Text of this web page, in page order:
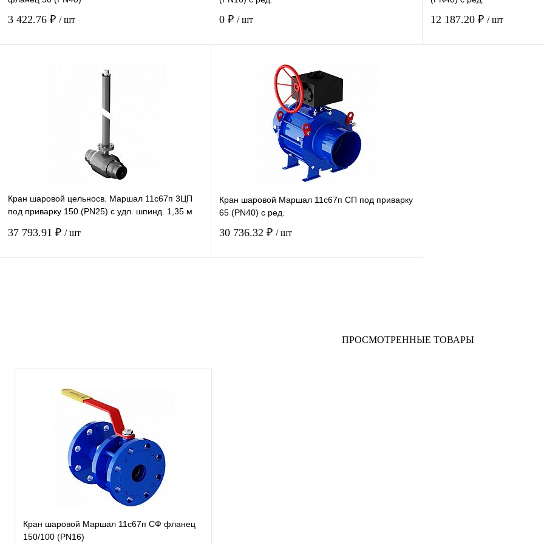
3 422.76 ₽ / шт
Купить в 1 клик
В наличии
0 ₽ / шт
Купить в 1 клик
В наличии
12 187.20 ₽ / шт
Кран шаровой цельносв. Маршал 11с67п 3ЦП
под приварку 150 (PN25) с удл. шпинд. 1,35 м
37 793.91 ₽ / шт
Кран шаровой Маршал 11с67п СП под приварку
65 (PN40) с ред.
30 736.32 ₽ / шт
ПРОСМОТРЕННЫЕ ТОВАРЫ
Кран шаровой Маршал 11с67п СФ фланец
150/100 (PN16)